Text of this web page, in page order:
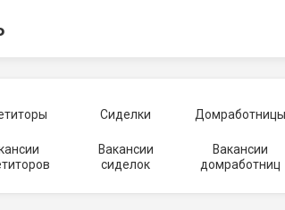
Сиделки Домработницы
Вакансии
сиделок
Вакансии
домработниц